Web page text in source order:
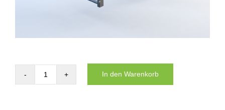
In den Warenkorb